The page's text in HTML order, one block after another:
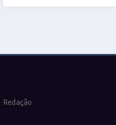
Redação